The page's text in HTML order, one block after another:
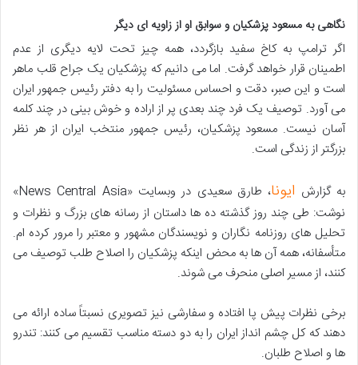
نگاهی به مسعود پزشکیان و سوابق او از زاویه ای دیگر
اگر ترامپ به کاخ سفید بازگردد، همه چیز تحت لایه دیگری از عدم
اطمینان قرار خواهد گرفت. اما می دانیم که پزشکیان یک جراح قلب ماهر
است و این صبر، دقت و احساس مسئولیت را به دفتر رئیس جمهور ایران
می آورد. توصیف یک فرد چند بعدی پر از اراده و خوش بینی در چند کلمه
آسان نیست. مسعود پزشکیان، رئیس جمهور منتخب ایران از هر نظر
بزرگتر از زندگی است.
به گزارش ایونا
، طارق سعیدی در وبسایت «News Central Asia»
نوشت: طی چند روز گذشته ده ها داستان از رسانه های بزرگ و نظرات و
تحلیل های روزنامه نگاران و نویسندگان مشهور و معتبر را مرور کرده ام.
متأسفانه، همه آن ها به محض اینکه پزشکیان را اصلاح طلب توصیف می
کنند، از مسیر اصلی منحرف می شوند.
برخی نظرات پیش پا افتاده و سفارشی نیز تصویری نسبتاً ساده ارائه می
دهند که کل چشم انداز ایران را به دو دسته مناسب تقسیم می کنند: تندرو
ها و اصلاح طلبان.